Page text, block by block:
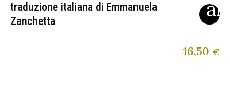
traduzione italiana di Emmanuela
Zanchetta
16,50 €